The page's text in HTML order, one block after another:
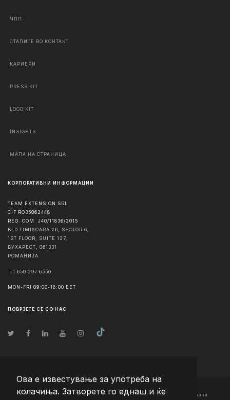
Ова е известување за употреба на
колачиња. Затворете го еднаш и ќе
ЧПП
СТАПИТЕ ВО КОНТАКТ
КАРИЕРИ
PRESS KIT
LOGO KIT
INSIGHTS
МАПА НА СТРАНИЦА
КОРПОРАТИВНИ ИНФОРМАЦИИ
TEAM EXTENSION SRL
CIF RO35062448
REG. COM. J40/11836/2015
BLD TIMIȘOARA 26, SECTOR 6,
1ST FLOOR, SUITE 127,
БУХАРЕСТ
061331
РОМАНИЈА
+1 650 297 6550
MON-FRI 09:00-18:00 EET
ПОВРЗЕТЕ СЕ СО НАС
© Авторско право2026 Team Extension Macedonia - Сите права задржани